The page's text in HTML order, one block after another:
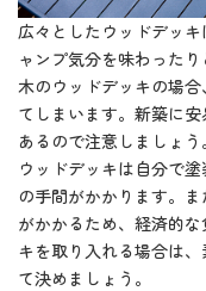
広々としたウッドデッ
ャンプ気分を味わった
木のウッドデッキの場
てしまいます。新築に
あるので注意しましょう。
ウッドデッキは自分で
の手間がかかります。
がかかるため、経済的
キを取り入れる場合は
て決めましょう。